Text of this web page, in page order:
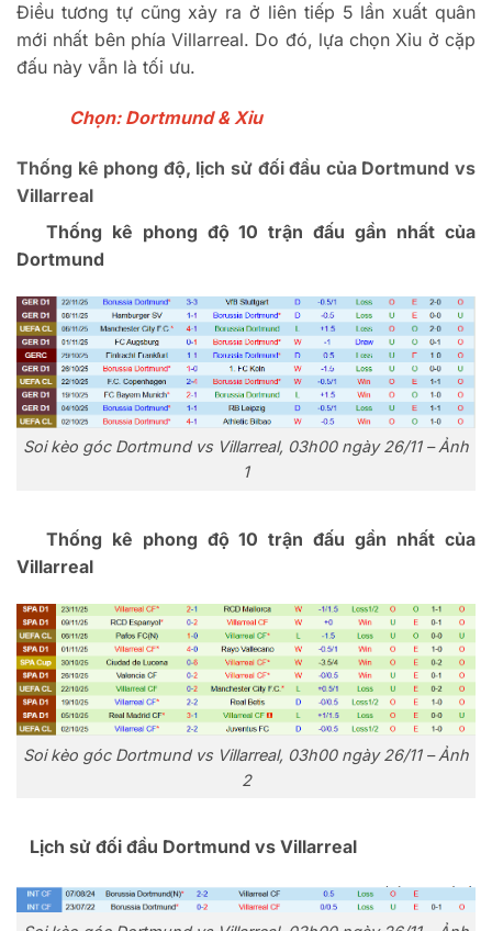
Điều tương tự cũng xảy ra ở liên tiếp 5 lần xuất quân
mới nhất bên phía Villarreal. Do đó, lựa chọn Xỉu ở cặp
đấu này vẫn là tối ưu.
Chọn: Dortmund & Xỉu
Thống kê phong độ, lịch sử đốiđầu của Dortmund vs
Villarreal
Thống kê phong độ 10 trậnđấu gần nhất của
Dortmund
Soi kèo góc Dortmund vs Villarreal, 03h00 ngày 26/11 – Ảnh
1
Thống kê phong độ 10 trậnđấu gần nhất của
Villarreal
Soi kèo góc Dortmund vs Villarreal, 03h00 ngày 26/11 – Ảnh
2
Lịch sử đối đầu Dortmund vs Villarreal